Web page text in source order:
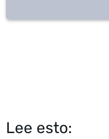
Lee esto: